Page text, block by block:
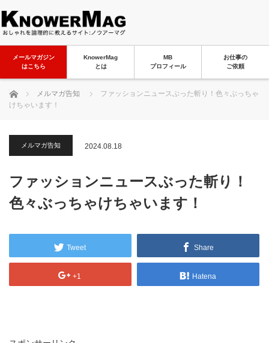
メールマガジン
はこちら
KnowerMag
とは
MB
プロフィール
お仕事の
ご依頼
ホーム メルマガ告知
ファッションニュースぶった斬り！色々ぶっちゃ
けちゃいます！
メルマガ告知 2024.08.18
ファッションニュースぶった斬り！
色々ぶっちゃけちゃいます！
Tweet Share
+1 Hatena